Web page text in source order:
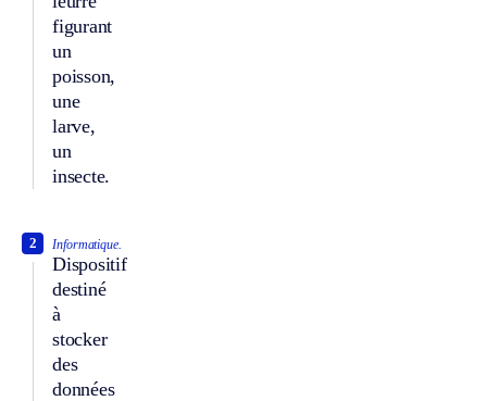
figurant
un
poisson,
une
larve,
un
insecte.
Informatique.
Dispositif
destiné
à
stocker
des
données
2